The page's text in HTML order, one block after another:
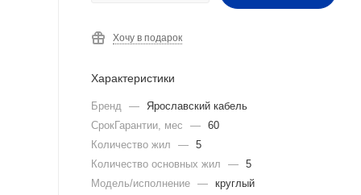
Хочу в подарок
Характеристики
Бренд —
Ярославский кабель
СрокГарантии, мес
— 60
Количество жил
— 5
Количество основных жил
— 5
Модель/исполнение — круглый